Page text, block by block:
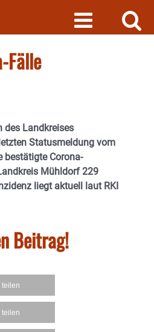
Fälle
des Landkreises
Statusmeldung vom
bestätigte Corona-
Mühldorf 229
liegt aktuell laut RKI
Beitrag!
teilen
teilen